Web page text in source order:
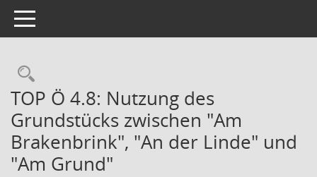
Toggle navigation
Rechercheauswahl
TOP Ö 4.8: Nutzung des
Grundstücks zwischen "Am
Brakenbrink", "An der Linde" und
"Am Grund"